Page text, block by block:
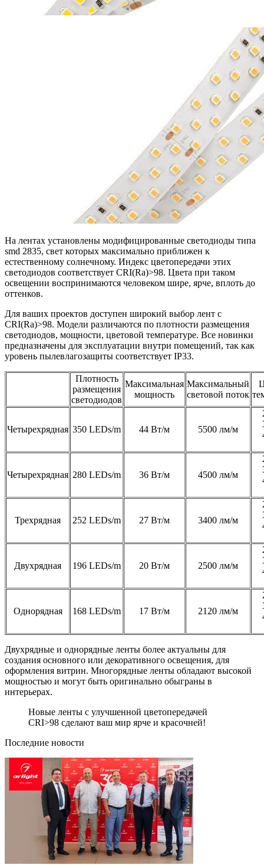
На лентах установлены модифицированные светодиоды типа
smd 2835, свет которых максимально приближен к
естественному солнечному. Индекс цветопередачи этих
светодиодов соответствует CRI(Ra)>98. Цвета при таком
освещении воспринимаются человеком шире, ярче, вплоть до
оттенков.
Для ваших проектов доступен широкий выбор лент с
CRI(Ra)>98. Модели различаются по плотности размещения
светодиодов, мощности, цветовой температуре. Все новинки
предназначены для эксплуатации внутри помещений, так как
уровень пылевлагозащиты соответствует IP33.
Плотность
размещения
светодиодов
Максимальная
мощность
Максимальный
световой поток
Четырехрядная 350 LEDs/m 44 Вт/м 5500 лм/м
Четырехрядная 280 LEDs/m 36 Вт/м 4500 лм/м
Трехрядная 252 LEDs/m 27 Вт/м 3400 лм/м
Двухрядная 196 LEDs/m 20 Вт/м 2500 лм/м
Однорядная 168 LEDs/m 17 Вт/м 2120 лм/м
Двухрядные и однорядные ленты более актуальны для
создания основного или декоративного освещения, для
оформления витрин. Многорядные ленты обладают высокой
мощностью и могут быть оригинально обыграны в
интерьерах.
Новые ленты с улучшенной цветопередачей
CRI>98 сделают ваш мир ярче и красочней!
Последние новости